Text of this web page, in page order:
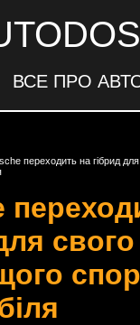
ВСЕ ПРО
переходить на гібрид
свого